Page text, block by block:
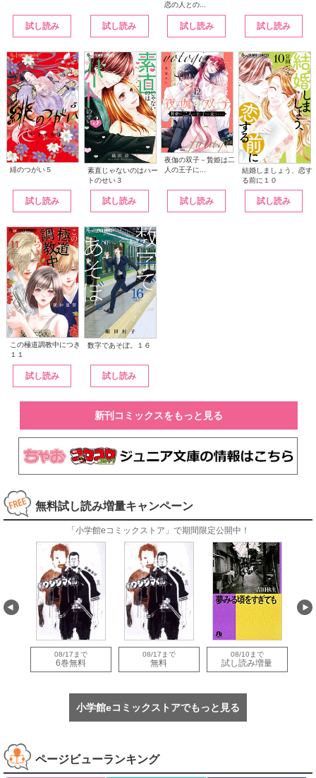
試し読み 試し読み
恋の人との...
試し読み 試し読み
緋のつがい５
試し読み
素直じゃないのはハー
トのせい３
試し読み
夜伽の双子－贄姫は二
人の王子に...
試し読み
結婚しましょう、恋す
る前に１０
試し読み
この極道調教中につき
１１
試し読み
数字であそぼ。１６
試し読み
新刊コミックスをもっと見る
無料試し読み増量キャンペーン
「小学館eコミックストア」で期間限定公開中！
08/17まで
6巻無料
08/17まで
無料
08/10まで
試し読み増量
小学館eコミックストアでもっと見る
ページビューランキング